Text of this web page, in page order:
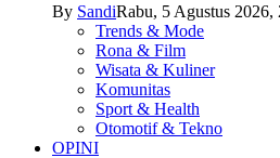
By SandiRabu, 5 Agustus 2026,
Trends & Mode
Rona & Film
Wisata & Kuliner
Komunitas
Sport & Health
Otomotif & Tekno
OPINI